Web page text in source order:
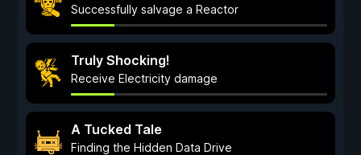
Successfully salvage a Reactor
Truly Shocking!
Receive Electricity damage
A Tucked Tale
Finding the Hidden Data Drive